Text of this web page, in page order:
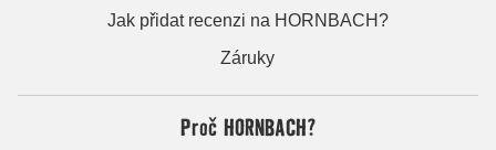
Jak přidat recenzi na HORNBACH?
Záruky
Proč HORNBACH?